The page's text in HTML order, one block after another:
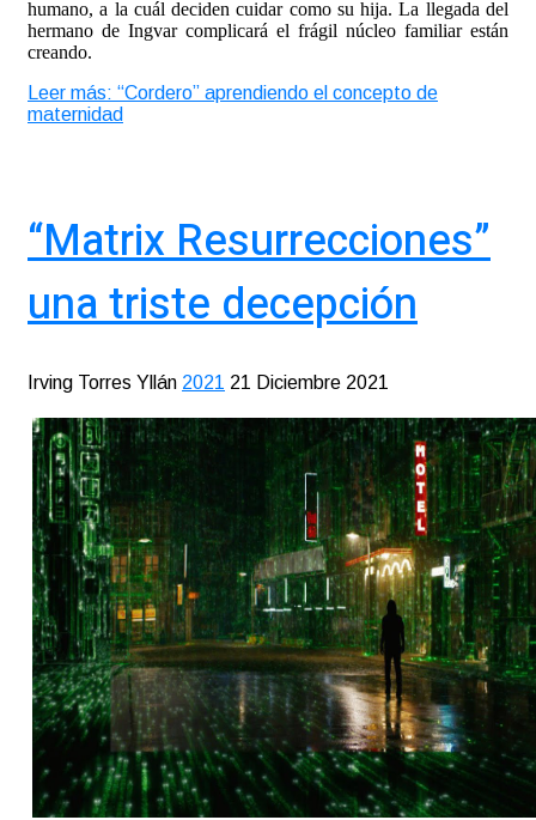
humano, a la cuál deciden cuidar como su hija. La llegada del
hermano de Ingvar complicará el frágil núcleo familiar están
creando.
Leer más: “Cordero” aprendiendo el concepto de
maternidad
“Matrix Resurrecciones”
una triste decepción
Irving Torres Yllán 2021 21 Diciembre 2021